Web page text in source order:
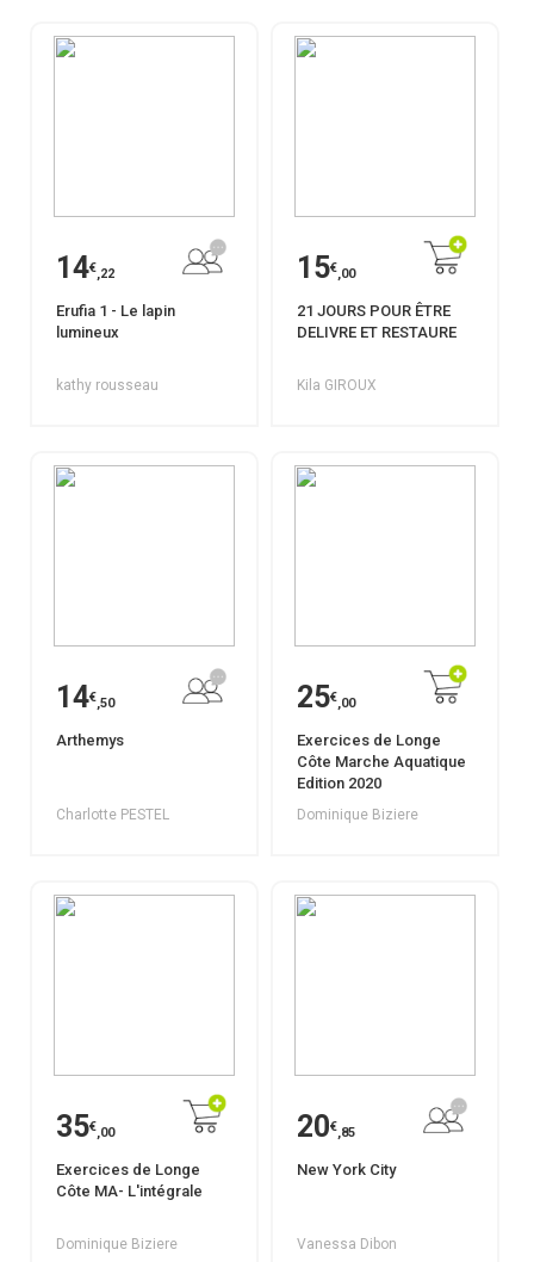
14€,22
Erufia 1 - Le lapin
lumineux
kathy rousseau
15€,00
21 JOURS POUR ÊTRE
DELIVRE ET RESTAURE
Kila GIROUX
14€,50
Arthemys
Charlotte PESTEL
25€,00
Exercices de Longe
Côte Marche Aquatique
Edition 2020
Dominique Biziere
35€,00
Exercices de Longe
Côte MA- L'intégrale
Dominique Biziere
20€,85
New York City
Vanessa Dibon